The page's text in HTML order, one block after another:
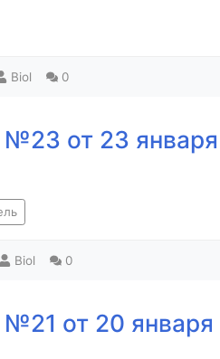
Biol 0
от 23
Biol 0
от 20 января